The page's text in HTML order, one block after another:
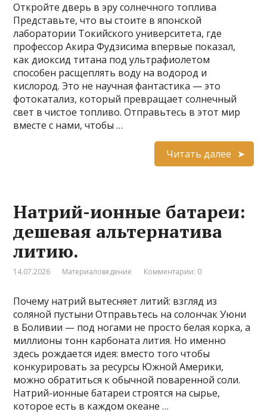
Откройте дверь в эру солнечного топлива
Представьте, что вы стоите в японской
лаборатории Токийского университета, где
профессор Акира Фудзисима впервые показал,
как диоксид титана под ультрафиолетом
способен расщеплять воду на водород и
кислород. Это не научная фантастика — это
фотокатализ, который превращает солнечный
свет в чистое топливо. Отправьтесь в этот мир
вместе с нами, чтобы …
Читать далее
Натрий-ионные батареи:
дешевая альтернатива
литию.
14.07.2026 Материаловедение Комментарии: 0
Почему натрий вытесняет литий: взгляд из
соляной пустыни Отправьтесь на солончак Уюни
в Боливии — под ногами не просто белая корка, а
миллионы тонн карбоната лития. Но именно
здесь рождается идея: вместо того чтобы
конкурировать за ресурсы Южной Америки,
можно обратиться к обычной поваренной соли.
Натрий-ионные батареи строятся на сырье,
которое есть в каждом океане …